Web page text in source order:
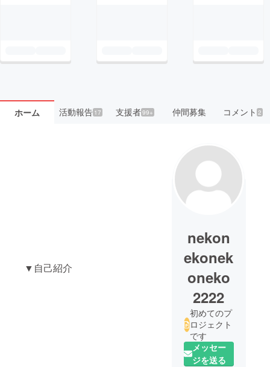
ホーム 活動報告17 支援者99+ 仲間募集 コメント 2
▼自己紹介
nekon
ekonek
oneko
2222
初めてのプ
ロジェクト
です
メッセー
ジを送る